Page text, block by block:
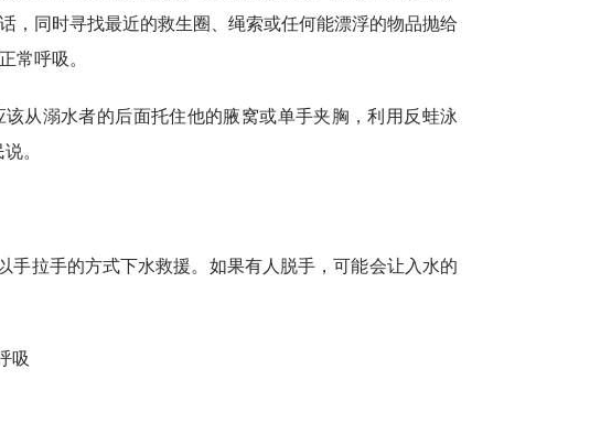
，同时寻找最近的救生圈、绳索或任何能漂浮的物品抛给
常呼吸。
从溺水者的后面托住他的腋窝或单手夹胸，利用反蛙泳
。
手拉手的方式下水救援。如果有人脱手，可能会让入水的
吸